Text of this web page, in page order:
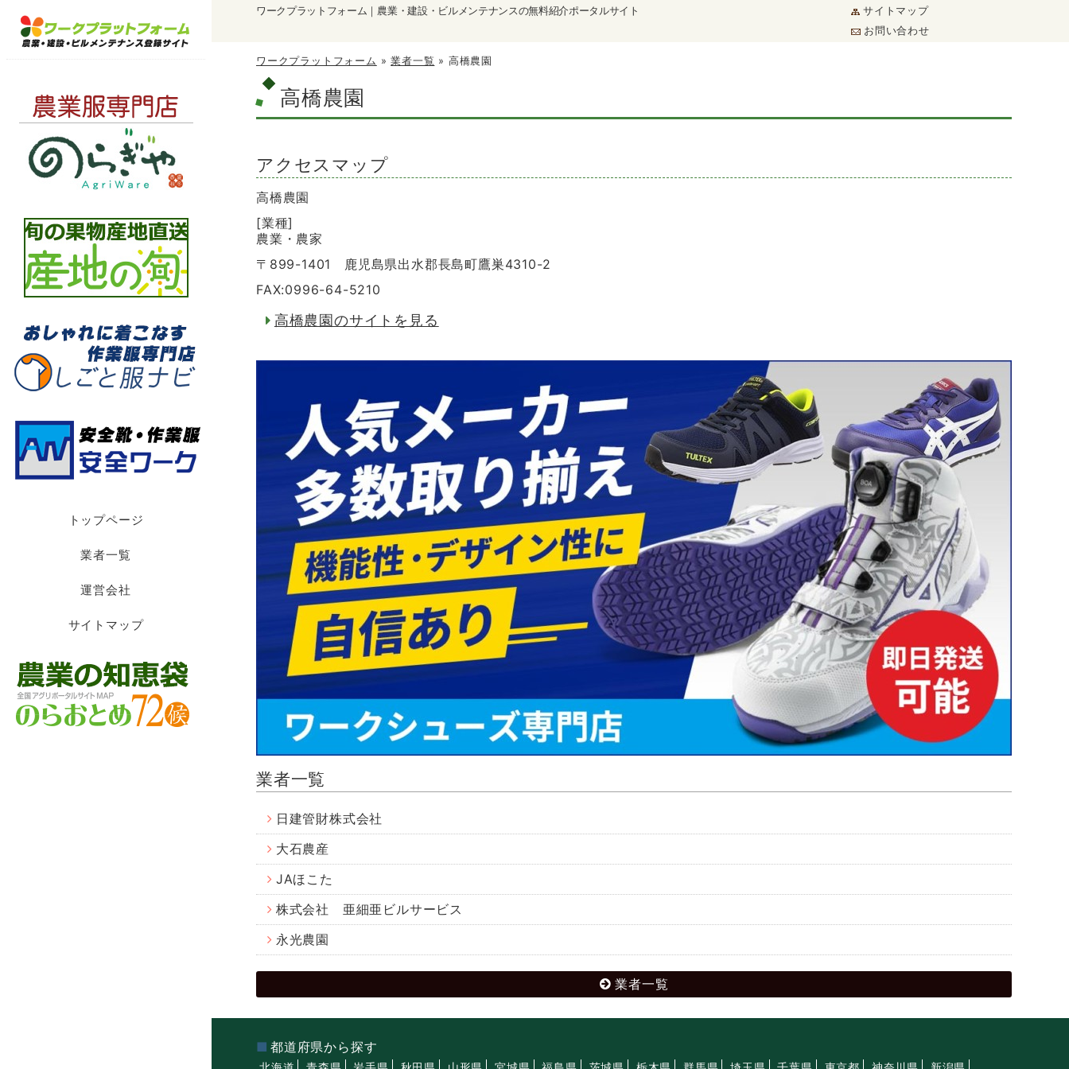
ワークプラットフォーム｜農業・建設・ビルメンテナンスの無料紹介ポータルサイト
サイトマップ
お問い合わせ
トップページ
業者一覧
運営会社
サイトマップ
ワークプラットフォーム »業者一覧 » 高橋農園
高橋農園
アクセスマップ
高橋農園
[業種]
農業・農家
〒899-1401 鹿児島県出水郡長島町鷹巣4310-2
FAX:0996-64-5210
高橋農園のサイトを見る
業者一覧
日建管財株式会社
大石農産
JAほこた
株式会社 亜細亜ビルサービス
永光農園
業者一覧
都道府県から探す